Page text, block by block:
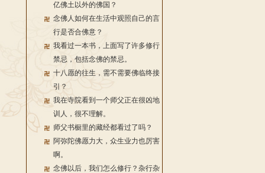
亿佛土以外的佛国？
念佛人如何在生活中观照自己的言
行是否合佛意？
我看过一本书，上面写了许多修行
禁忌，包括念佛的禁忌。
十八愿的往生，需不需要佛临终接
引？
我在寺院看到一个师父正在很凶地
训人，很不理解。
师父书橱里的藏经都看过了吗？
阿弥陀佛愿力大，众生业力也厉害
啊。
念佛以后，我们怎么修行？杂行杂